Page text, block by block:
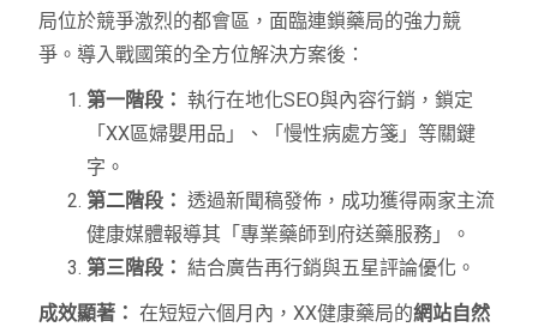
局位於競爭激烈的都會區，面臨連鎖藥局的強力競
爭。導入戰國策的全方位解決方案後：
第一階段： 執行在地化SEO與內容行銷，鎖定
「XX區婦嬰用品」、「慢性病處方箋」等關鍵
字。
第二階段： 透過新聞稿發佈，成功獲得兩家主流
健康媒體報導其「專業藥師到府送藥服務」。
第三階段： 結合廣告再行銷與五星評論優化。
成效顯著： 在短短六個月內，XX健康藥局的網站自然